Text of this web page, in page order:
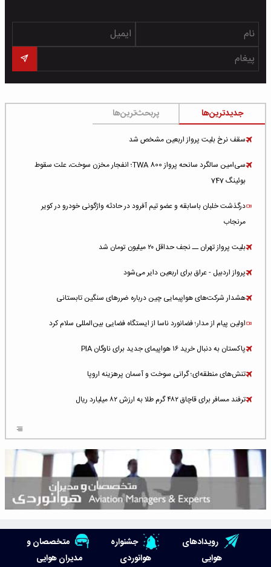
جدیدترین‌ها پربحث‌ترین‌ها
سقف نرخ بلیت پرواز اربعین مشخص شد
سی‌امین سالگرد سانحه پرواز TWA 800؛ انفجار مخزن سوخت، علت سقوط
بوئینگ 747
درگذشت خلبان باسابقه و عضو تیم آفرود در حادثه واژگونی خودرو در کویر
مرنجاب
بلیت پرواز تهران ــ نجف حداقل ۲۰ میلیون تومان شد
پرواز اردبیل - عراق برای اربعین دایر می‌شود
هشدار شرکت‌های هواپیمایی چین درباره ضررهای سنگین تابستانی
اولین پیام از مدار؛ فضانورد ناسا از ایستگاه فضایی بین‌المللی سلام کرد
پاکستان به دنبال خرید ۱۶ هواپیمای جدید برای ناوگان PIA
تنش‌های منطقه‌ای؛ گرانی سوخت و آسمان پرهزینه اروپا
ترفند مسافر برای قاچاق ۴۸۲ گرم طلا به ارزش ۸۲ میلیارد ریال
شلوغ‌ترین فرودگاه‌های اروپا در ۲۰۲۵: لندن، استانبول و پاریس
پخش زنده پرواز سیزدهم موشک استارشیپ اسپیس‌ایکس [جمعه ساعت ۰۱:۴۵]
هوش مصنوعی وارد تعمیر و بازرسی موتورهای هواپیما شد
حمله هوایی به تأسیسات فرودگاه سمنان
رویدادهای
هوایی
جشنواره
هوانوردی
متخصصان و
مدیران هوایی